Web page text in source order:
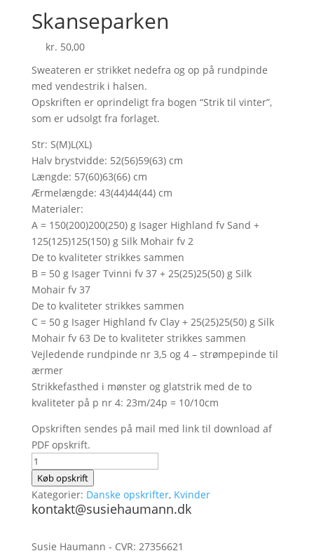
Skanseparken
kr. 50,00
Sweateren er strikket nedefra og op på rundpinde
med vendestrik i halsen.
Opskriften er oprindeligt fra bogen “Strik til vinter”,
som er udsolgt fra forlaget.
Str: S(M)L(XL)
Halv brystvidde: 52(56)59(63) cm
Længde: 57(60)63(66) cm
Ærmelængde: 43(44)44(44) cm
Materialer:
A = 150(200)200(250) g Isager Highland fv Sand +
125(125)125(150) g Silk Mohair fv 2
De to kvaliteter strikkes sammen
B = 50 g Isager Tvinni fv 37 + 25(25)25(50) g Silk
Mohair fv 37
De to kvaliteter strikkes sammen
C = 50 g Isager Highland fv Clay + 25(25)25(50) g Silk
Mohair fv 63 De to kvaliteter strikkes sammen
Vejledende rundpinde nr 3,5 og 4 – strømpepinde til
ærmer
Strikkefasthed i mønster og glatstrik med de to
kvaliteter på p nr 4: 23m/24p = 10/10cm
Opskriften sendes på mail med link til download af
PDF opskrift.
Skanseparken
antal
Køb opskrift
Kategorier: Danske opskrifter, Kvinder
kontakt@susiehaumann.dk
Susie Haumann - CVR: 27356621